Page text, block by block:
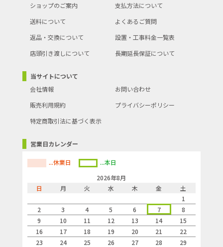
ショップのご案内
支払方法について
送料について
よくあるご質問
返品・交換について
設置・工事料金一覧表
店頭引き渡しについて
長期延長保証について
当サイトについて
会社情報
お問い合わせ
販売利用規約
プライバシーポリシー
特定商取引法に基づく表示
営業日カレンダー
...休業日
...本日
2026年8月
日
月 火 水 木 金
土
1
2
3 4 5 6 7
8
9
10 11 12 13 14
15
16
17 18 19 20 21
22
23
24 25 26 27 28
29